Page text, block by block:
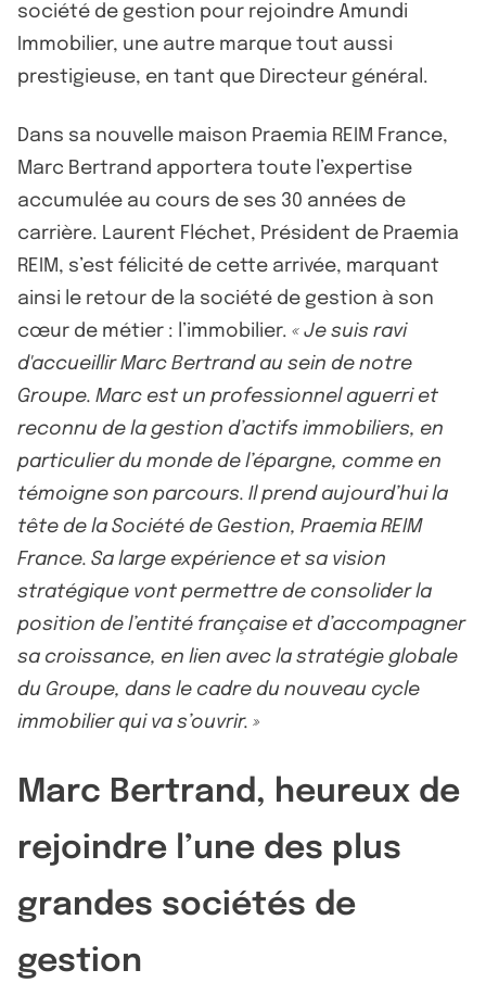
société de gestion pour rejoindre Amundi
Immobilier, une autre marque tout aussi
prestigieuse, en tant que Directeur général.
Dans sa nouvelle maison Praemia REIM France,
Marc Bertrand apportera toute l’expertise
accumulée au cours de ses 30 années de
carrière. Laurent Fléchet, Président de Praemia
REIM, s’est félicité de cette arrivée, marquant
ainsi le retour de la société de gestion à son
cœur de métier : l’immobilier. « Je suis ravi
d'accueillir Marc Bertrand au sein de notre
Groupe. Marc est un professionnel aguerri et
reconnu de la gestion d’actifs immobiliers, en
particulier du monde de l’épargne, comme en
témoigne son parcours. Il prend aujourd’hui la
tête de la Société de Gestion, Praemia REIM
France. Sa large expérience et sa vision
stratégique vont permettre de consolider la
position de l’entité française et d’accompagner
sa croissance, en lien avec la stratégie globale
du Groupe, dans le cadre du nouveau cycle
immobilier qui va s’ouvrir. »
Marc Bertrand, heureux de
rejoindre l’une des plus
grandes sociétés de
gestion